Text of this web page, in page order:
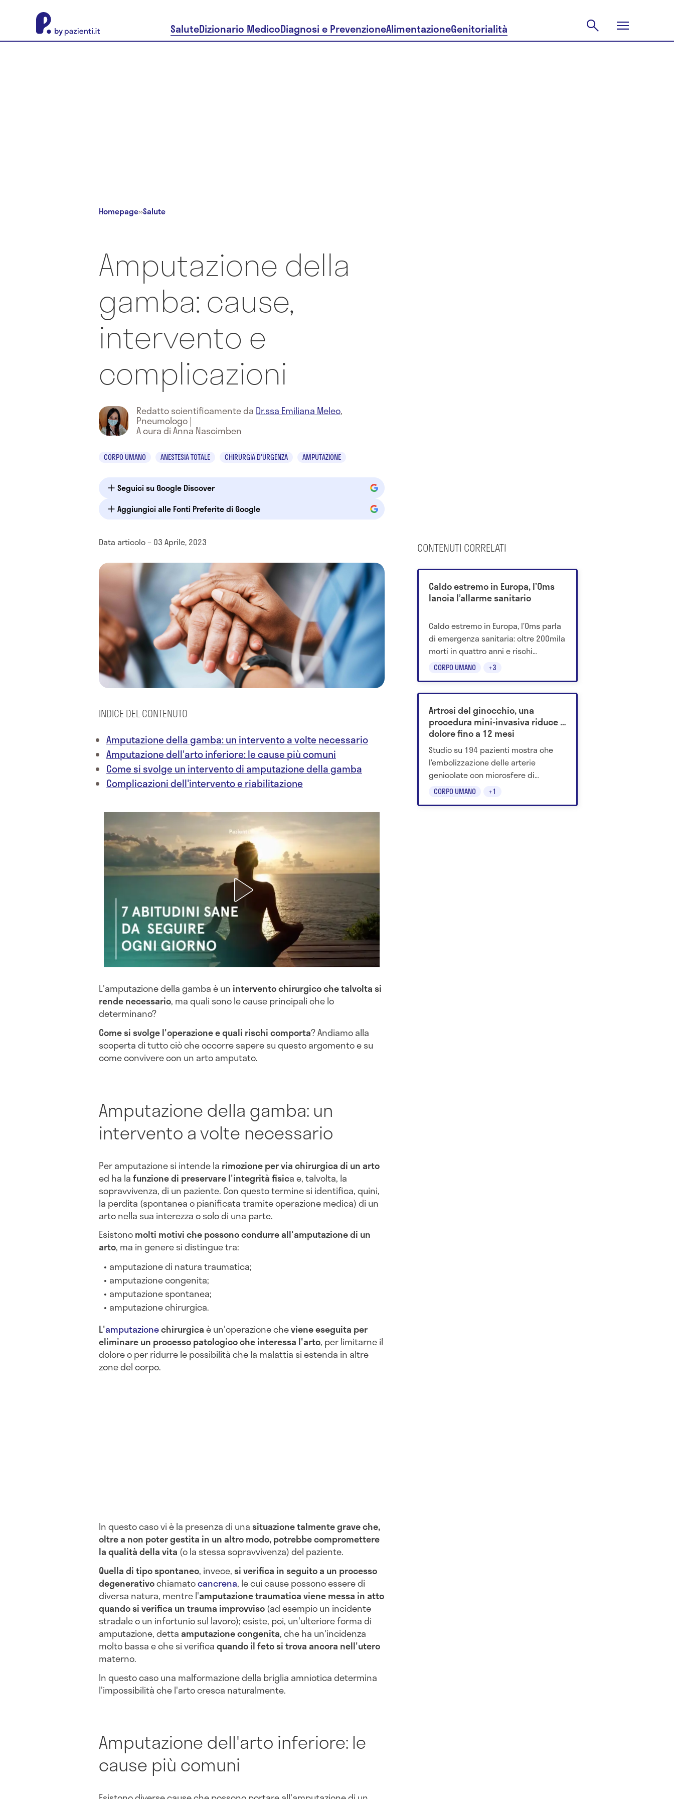
SaluteDizionario MedicoDiagnosi e PrevenzioneAlimentazioneGenitorialità
Homepage»Salute
Amputazione della
gamba: cause,
intervento e
complicazioni
Redatto scientificamente da Dr.ssa Emiliana Meleo,
Pneumologo|
A cura di Anna Nascimben
CORPO UMANO ANESTESIA TOTALE CHIRURGIA D'URGENZA AMPUTAZIONE
Seguici su Google Discover
Aggiungici alle Fonti Preferite di Google
Data articolo – 03 Aprile, 2023
INDICE DEL CONTENUTO
Amputazione della gamba: un intervento a volte necessario
Amputazione dell'arto inferiore: le cause più comuni
Come si svolge un intervento di amputazione della gamba
Complicazioni dell'intervento e riabilitazione
L'amputazione della gamba è un intervento chirurgico che talvolta si
rende necessario, ma quali sono le cause principali che lo
determinano?
Come si svolge l'operazione e quali rischi comporta? Andiamo alla
scoperta di tutto ciò che occorre sapere su questo argomento e su
come convivere con un arto amputato.
Amputazione della gamba: un
intervento a volte necessario
Per amputazione si intende la rimozione per via chirurgica di un arto
ed ha lafunzione di preservare l'integrità fisica e, talvolta, la
sopravvivenza, di un paziente. Con questo termine si identifica, quini,
la perdita (spontanea o pianificata tramite operazione medica) di un
arto nella sua interezza o solo di una parte.
Esistonomolti motivi che possono condurre all'amputazione di un
arto, ma in genere si distingue tra:
amputazione di natura traumatica;
amputazione congenita;
amputazione spontanea;
amputazione chirurgica.
L'amputazionechirurgicaè un'operazione cheviene eseguita per
eliminare un processo patologico che interessa l'arto, per limitarne il
dolore o per ridurre le possibilità che la malattia si estenda in altre
zone del corpo.
In questo caso vi è la presenza di unasituazione talmente grave che,
oltre a non poter gestita in un altro modo, potrebbe compromettere
la qualità della vita (o la stessa sopravvivenza) del paziente.
Quella di tipo spontaneo, invece,si verifica in seguito a un processo
degenerativochiamatocancrena, le cui cause possono essere di
diversa natura, mentre l'amputazione traumatica viene messa in atto
quando si verifica un trauma improvviso(ad esempio un incidente
stradale o un infortunio sul lavoro); esiste, poi, un'ulteriore forma di
amputazione, dettaamputazione congenita, che ha un'incidenza
molto bassa e che si verificaquando il feto si trova ancora nell'utero
materno.
In questo caso una malformazione della briglia amniotica determina
l'impossibilità che l'arto cresca naturalmente.
Amputazione dell'arto inferiore: le
cause più comuni
CONTENUTI CORRELATI
CORPO UMANO +3
Caldo estremo in Europa, l’Oms
lancia l’allarme sanitario
Caldo estremo in Europa, l’Oms parla
di emergenza sanitaria: oltre 200mila
morti in quattro anni e rischi
crescenti per anziani e fragili.
CORPO UMANO +1
Artrosi del ginocchio, una
procedura mini-invasiva riduce il
dolore fino a 12 mesi
Studio su 194 pazienti mostra che
l’embolizzazione delle arterie
genicolate con microsfere di
gelatina riduce il dolore da 7 a 3 in